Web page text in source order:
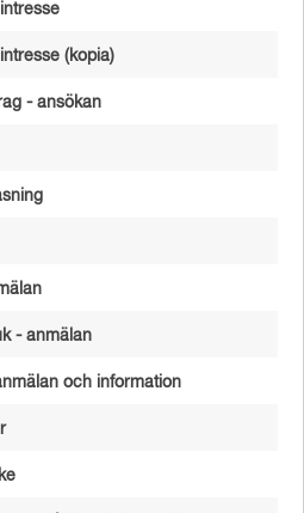
(kopia)
- ansökan
- anmälan
och information